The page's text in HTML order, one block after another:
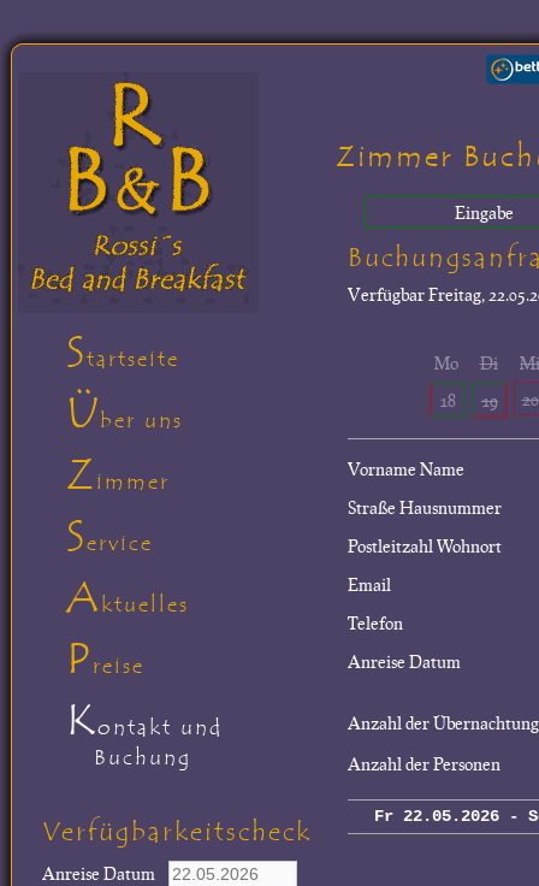
Zimmer
Eingabe
VerfügbarFreitag,
Mo
18
Di
19
20
Vorname Name
Straße Hausnummer
Postleitzahl Wohnort
Email
Telefon
Anreise Datum
Anzahl der
Anzahl der Personen
Fr 22.05.2026 -
Startseite
Über uns
Zimmer
Service
Aktuelles
Preise
Kontakt und
Buchung
Verfügbarkeitscheck
Anreise Datum